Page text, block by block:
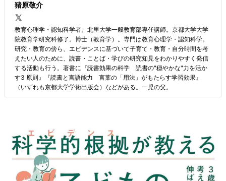
猪原敬介
教育心理学・認知科学者。北里大学一般教育部専任講師。京都大学大学
院教育学研究科修了。博士（教育学）。専門は教育心理学・認知科学。
研究・教育の傍ら、エビデンスに基づいて子育て・教育・自分時間を考
えたい人のために、読書・ことば・学びの研究知見をわかりやすく発信
する活動も行う。著書に『読書効果の科学 読書の"穏やかな"力を活か
す3 原則』『読書と言語能力 言葉の「用法」がもたらす学習効果』
（いずれも京都大学学術出版会）などがある。一児の父。